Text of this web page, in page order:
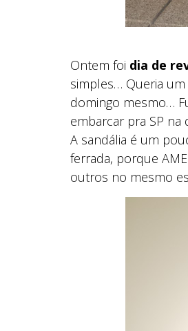
Ontem foi dia de
simples… Queria um
domingo mesmo…
embarcar pra SP na
A sandália é um
ferrada, porque
outros no mesmo